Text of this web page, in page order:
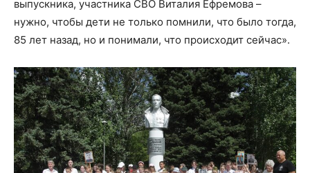
выпускника, участника СВО Виталия Ефремова –
нужно, чтобы дети не только помнили, что было тогда,
85 лет назад, но и понимали, что происходит сейчас».